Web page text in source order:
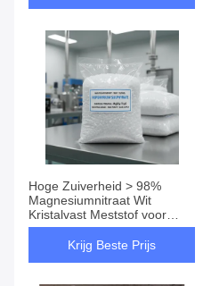
Hoge Zuiverheid > 98%
Magnesiumnitraat Wit
Kristalvast Meststof voor
Fruitbomen en Groenten
Krijg Beste Prijs